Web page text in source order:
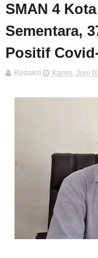
SMAN 4
Sementara,
Positif
Redaksi Kamis, Juni